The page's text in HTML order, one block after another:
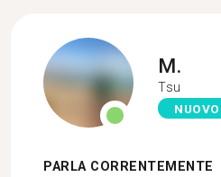
M.
Tsu
NUOVO
PARLA CORRENTEMENTE